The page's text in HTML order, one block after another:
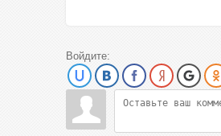
Войдите: